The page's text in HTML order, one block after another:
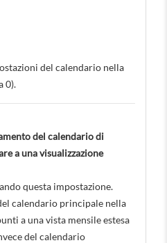
del calendario nella
0).
del calendario di
a una visualizzazione
questa impostazione.
calendario principale nella
a una vista mensile estesa
del calendario